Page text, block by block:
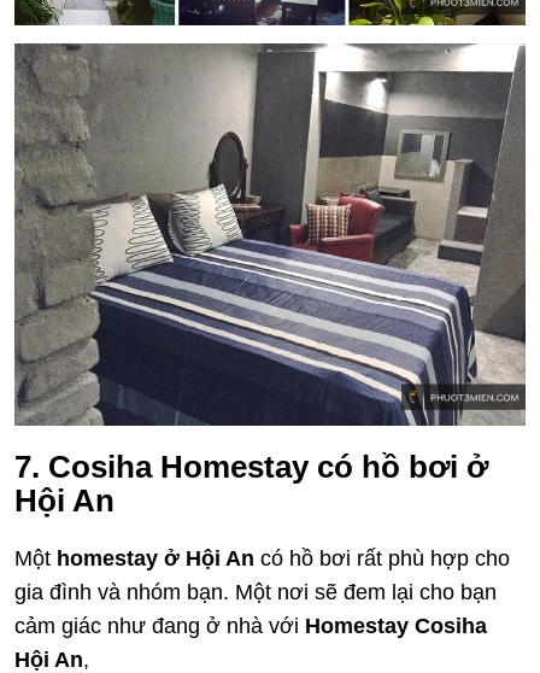
7. Cosiha Homestay có hồ bơi ở
Hội An
Một homestay ở Hội An có hồ bơi rất phù hợp cho
gia đình và nhóm bạn. Một nơi sẽ đem lại cho bạn
cảm giác như đang ở nhà với Homestay Cosiha
Hội An,